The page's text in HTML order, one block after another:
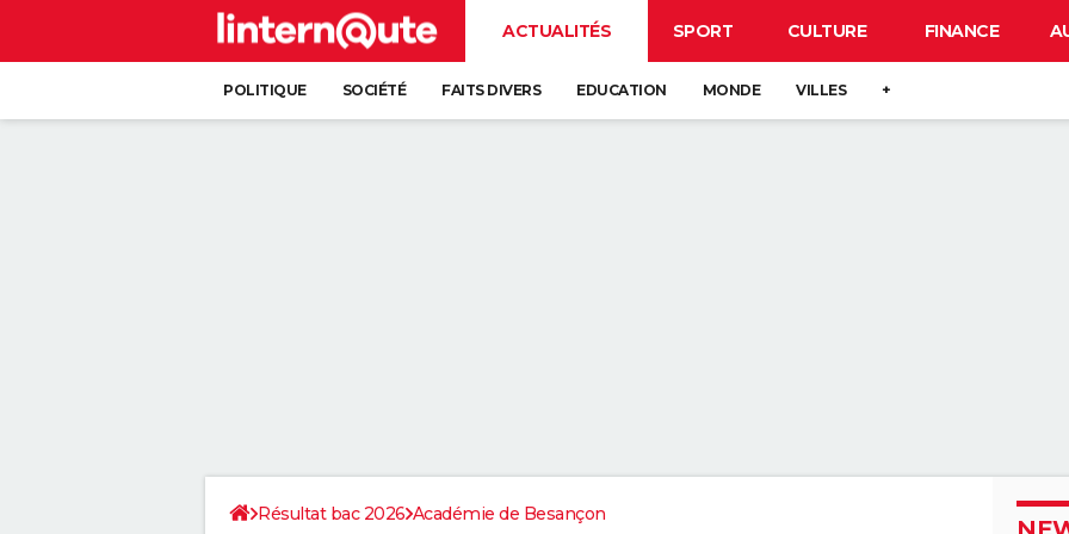
ACTUALITÉS SPORT CULTURE FINANCE
POLITIQUE SOCIÉTÉ FAITS DIVERS EDUCATION MONDE VILLES +
Résultat bac 2026 Académie de Besançon